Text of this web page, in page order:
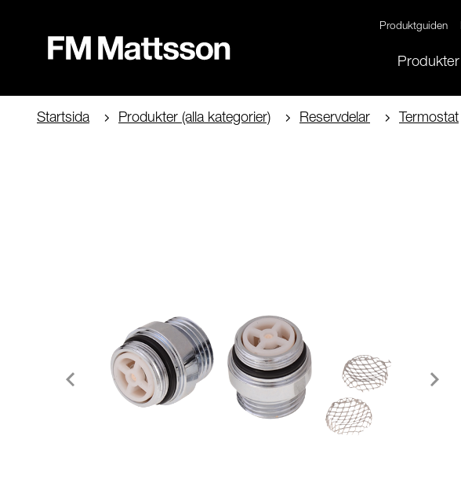
Produktguiden
Produkter
Startsida Produkter (alla kategorier) Reservdelar Termostat